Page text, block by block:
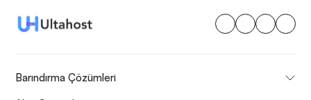
Barındırma Çözümleri